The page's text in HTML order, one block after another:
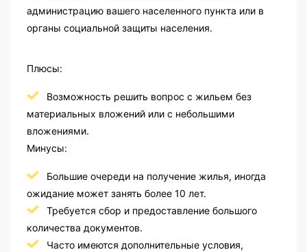
администрацию вашего населенного пункта или в
органы социальной защиты населения.
Плюсы:
Возможность решить вопрос с жильем без
материальных вложений или с небольшими
вложениями.
Минусы:
Большие очереди на получение жилья, иногда
ожидание может занять более 10 лет.
Требуется сбор и предоставление большого
количества документов.
Часто имеются дополнительные условия,